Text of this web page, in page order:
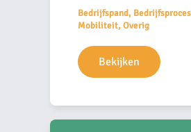
Bedrijfspand,
Mobiliteit, Overig
Bekijken